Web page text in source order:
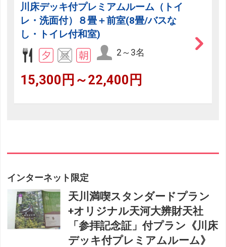
川床デッキ付プレミアムルーム（トイ
レ・洗面付）８畳＋前室(8畳/バスな
し・トイレ付和室)
2～3名
15,300円～22,400円
インターネット限定
天川満喫スタンダードプラン
+オリジナル天河大辨財天社
「参拝記念証」付プラン《川床
デッキ付プレミアムルーム》